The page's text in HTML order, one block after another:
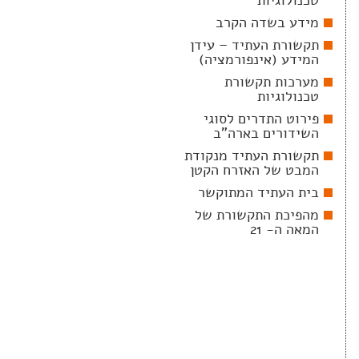
מידע בשדה הקרב
תקשורת העתיד – עידן
המידע (אינפורמציה)
מערכות תקשורת
טכנולוגיות
פירוט התדרים לסוגי
השידורים בארה"ב
תקשורת העתיד מנקודת
המבט של האזרח הקטן
בית העתיד המתוקשר
מהפיכת התקשורת של
המאה ה- 21